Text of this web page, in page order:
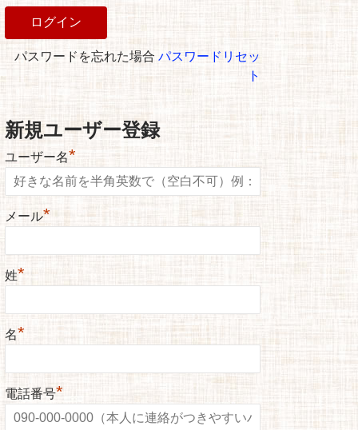
パスワードを忘れた場合パスワードリセッ
ト
新規ユーザー登録
ユーザー名*
メール*
姓*
名*
電話番号*